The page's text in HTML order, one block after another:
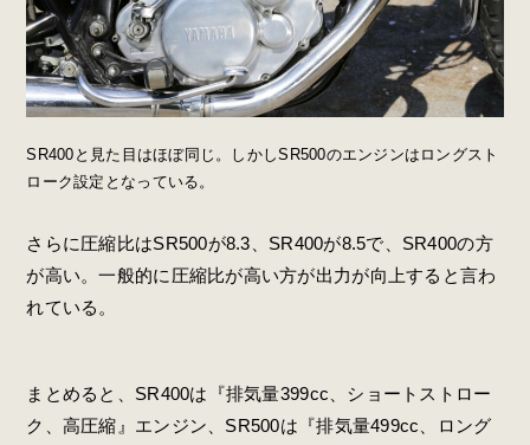
SR400と見た目はほぼ同じ。しかしSR500のエンジンはロングスト
ローク設定となっている。
さらに圧縮比はSR500が8.3、SR400が8.5で、SR400の方
が高い。一般的に圧縮比が高い方が出力が向上すると言わ
れている。
まとめると、SR400は『排気量399cc、ショートストロー
ク、高圧縮』エンジン、SR500は『排気量499cc、ロング